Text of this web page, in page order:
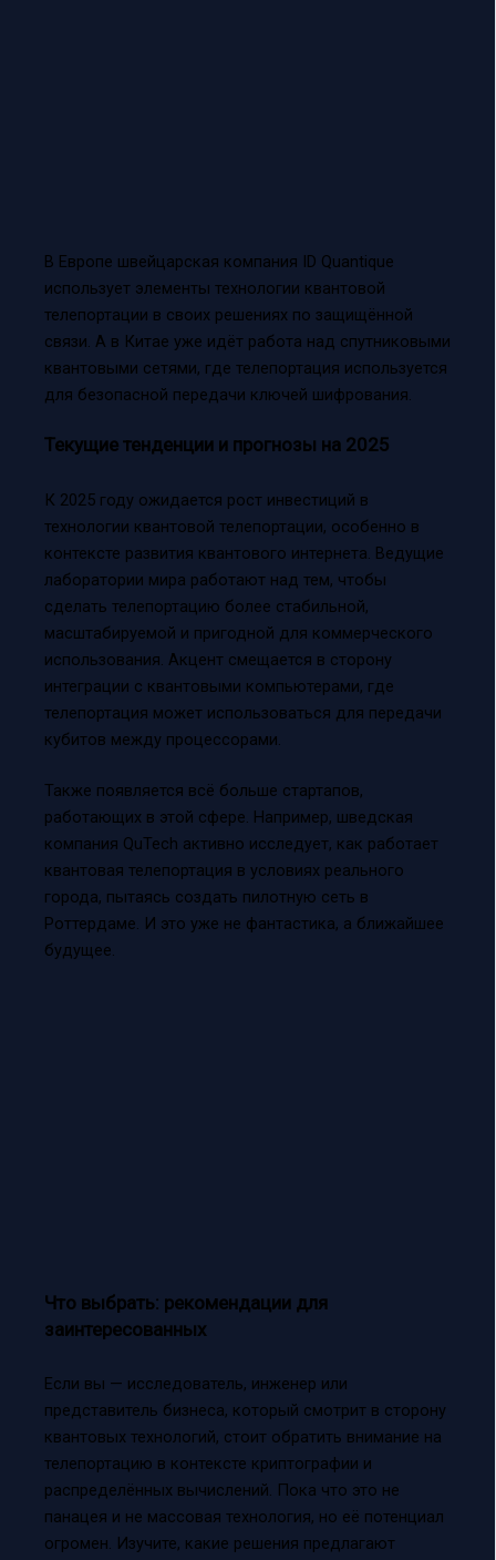
В Европе швейцарская компания ID Quantique
использует элементы технологии квантовой
телепортации в своих решениях по защищённой
связи. А в Китае уже идёт работа над спутниковыми
квантовыми сетями, где телепортация используется
для безопасной передачи ключей шифрования.
Текущие тенденции и прогнозы на 2025
К 2025 году ожидается рост инвестиций в
технологии квантовой телепортации, особенно в
контексте развития квантового интернета. Ведущие
лаборатории мира работают над тем, чтобы
сделать телепортацию более стабильной,
масштабируемой и пригодной для коммерческого
использования. Акцент смещается в сторону
интеграции с квантовыми компьютерами, где
телепортация может использоваться для передачи
кубитов между процессорами.
Также появляется всё больше стартапов,
работающих в этой сфере. Например, шведская
компания QuTech активно исследует, как работает
квантовая телепортация в условиях реального
города, пытаясь создать пилотную сеть в
Роттердаме. И это уже не фантастика, а ближайшее
будущее.
Что выбрать: рекомендации для
заинтересованных
Если вы — исследователь, инженер или
представитель бизнеса, который смотрит в сторону
квантовых технологий, стоит обратить внимание на
телепортацию в контексте криптографии и
распределённых вычислений. Пока что это не
панацея и не массовая технология, но её потенциал
огромен. Изучите, какие решения предлагают